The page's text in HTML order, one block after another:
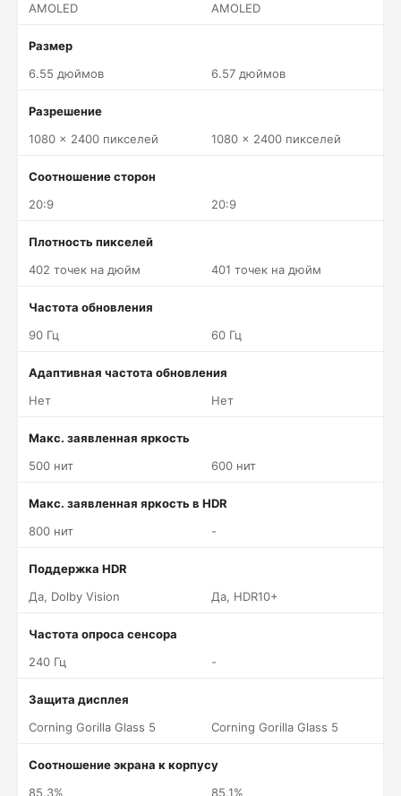
AMOLED
AMOLED
Размер
6.55 дюймов
6.57 дюймов
Разрешение
1080 x 2400 пикселей
1080 x 2400 пикселей
Соотношение сторон
20:9
20:9
Плотность пикселей
402 точек на дюйм
401 точек на дюйм
Частота обновления
90 Гц
60 Гц
Адаптивная частота обновления
Нет
Нет
Макс. заявленная яркость
500 нит
600 нит
Макс. заявленная яркость в HDR
800 нит
-
Поддержка HDR
Да, Dolby Vision
Да, HDR10+
Частота опроса сенсора
240 Гц
-
Защита дисплея
Corning Gorilla Glass 5
Corning Gorilla Glass 5
Соотношение экрана к корпусу
85.3%
85.1%